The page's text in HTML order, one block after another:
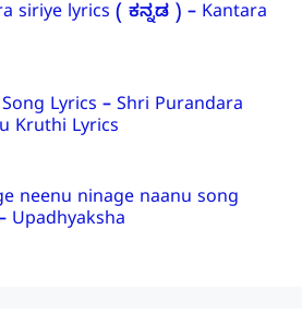
siriye lyrics ( ಕನ್ನಡ ) – Kantara
Lyrics – Shri Purandara
Kruthi Lyrics
neenu ninage naanu song
Upadhyaksha